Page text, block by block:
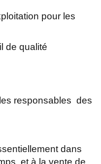
pour les
de qualité
responsables des
dans
et à la vente de